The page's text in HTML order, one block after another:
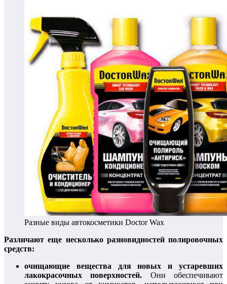
Разные виды автокосметики Doctor Wax
Различают еще несколько разновидностей полировочных
средств:
очищающие вещества для новых и устаревших
лакокрасочных поверхностей. Они обеспечивают